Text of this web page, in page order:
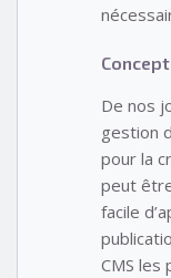
De nos
gestion
pour la
peut
facile
CMS les